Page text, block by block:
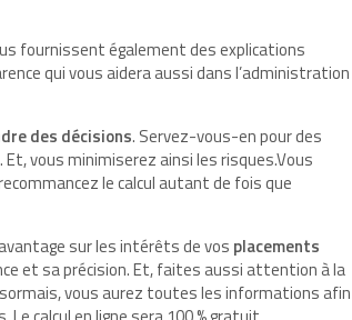
fournissent également des explications
qui vous aidera aussi dans l’administration
des décisions. Servez-vous-en pour des
vous minimiserez ainsi les risques.Vous
le calcul autant de fois que
sur les intérêts de vos placements
et sa précision. Et, faites aussi attention à la
vous aurez toutes les informations afin